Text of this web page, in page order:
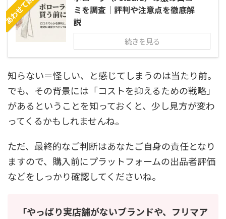
ミを調査｜評判や注意点を徹底解
説
続きを見る
知らない＝怪しい、と感じてしまうのは当たり前。
でも、その背景には「コストを抑えるための戦略」
があるということを知っておくと、少し見方が変わ
ってくるかもしれませんね。
ただ、最終的なご判断はあなたご自身の責任となり
ますので、購入前にプラットフォームの出品者評価
などをしっかり確認してくださいね。
「やっぱり実店舗がないブランドや、フリマア